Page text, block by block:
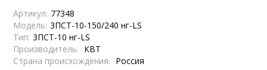
Артикул: 77348
Модель: 3ПСТ-10-150/240 нг-LS
Тип: 3ПСТ-10 нг-LS
Производитель: КВТ
Страна происхождения: Россия